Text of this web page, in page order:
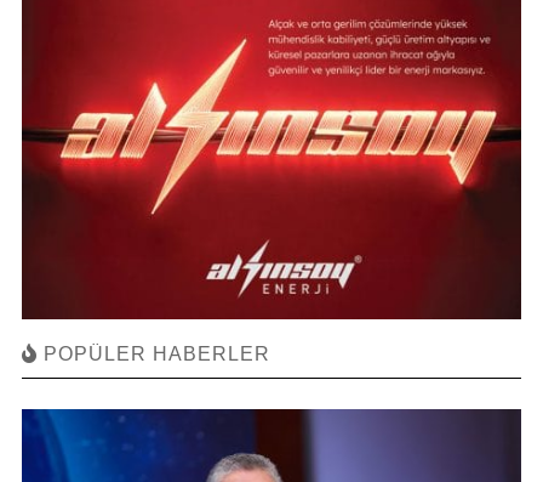
POPÜLER HABERLER